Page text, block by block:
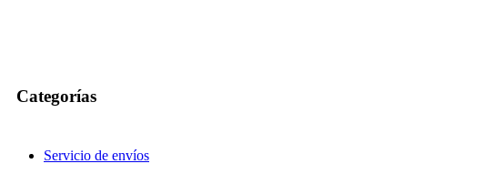
Categorías
Servicio de envíos